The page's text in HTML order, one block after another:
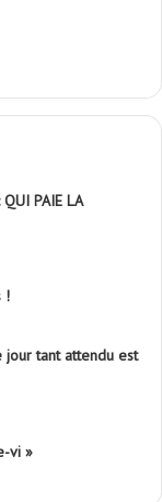
PAIE LA
!
jour tant attendu est
vi »